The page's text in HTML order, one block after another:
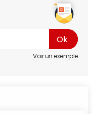
Voir un exemple